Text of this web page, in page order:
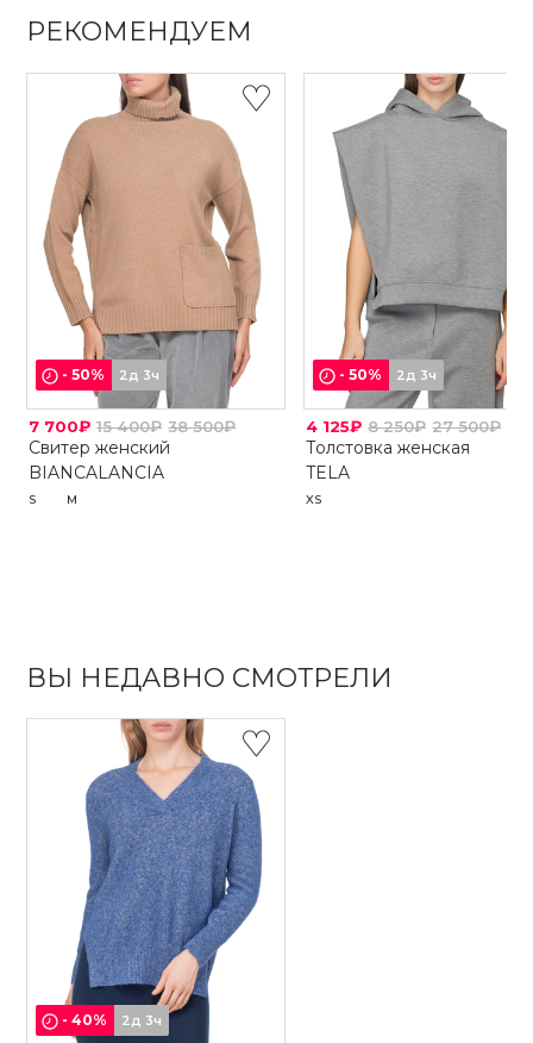
РЕКОМЕНДУЕМ
-50% 2д 3ч
7 700₽ 15 400₽ 38 500₽
Свитер женский
BIANCALANCIA
S M
-50% 2д 3ч
4 125₽ 8 250₽ 27 500₽
Толстовка женская
TELA
XS
ВЫ НЕДАВНО СМОТРЕЛИ
-40% 2д 3ч